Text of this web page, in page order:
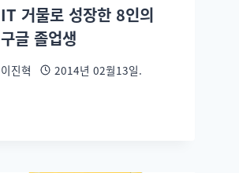
IT 거물로 성장한 8인의
구글 졸업생
이진혁 2014년 02월13일.